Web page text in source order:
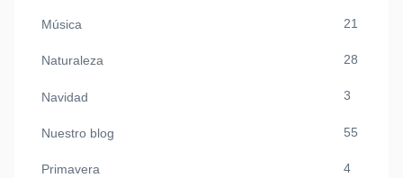
Música 21
Naturaleza 28
Navidad 3
Nuestro blog 55
Primavera 4